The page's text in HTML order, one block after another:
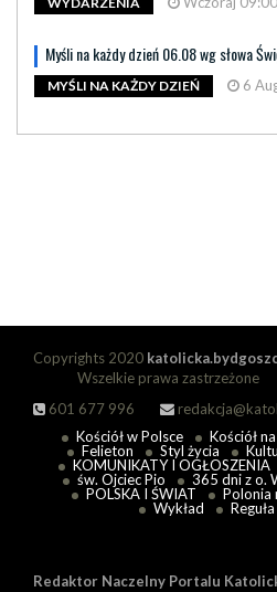
Myśli na każdy dzień 06.08 wg słowa
MYŚLI NA KAŻDY DZIEŃ 6
Copyrights 2020
Wszelkie prawa zastrzeżone
601 677 996
Kościół w Polsce Kościół
Felieton
Styl życia
KOMUNIKATY I OGŁOSZENIA
św. Ojciec Pio
365 dni z o.
POLSKA I ŚWIAT
Polonia
Wykład
Reguła
Redaktor Naczelny Portalu